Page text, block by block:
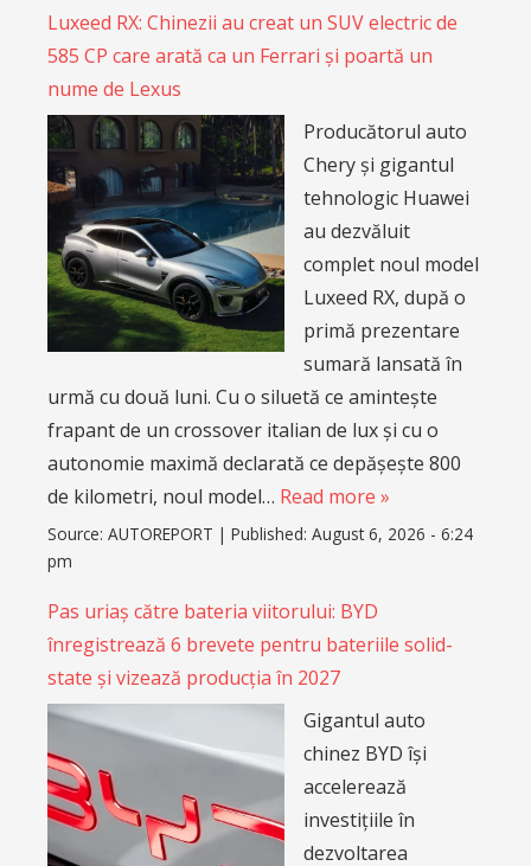
Luxeed RX: Chinezii au creat un SUV electric de
585 CP care arată ca un Ferrari și poartă un
nume de Lexus
Producătorul auto
Chery și gigantul
tehnologic Huawei
au dezvăluit
complet noul model
Luxeed RX, după o
primă prezentare
sumară lansată în
urmă cu două luni. Cu o siluetă ce amintește
frapant de un crossover italian de lux și cu o
autonomie maximă declarată ce depășește 800
de kilometri, noul model… Read more »
Source: AUTOREPORT | Published: August 6, 2026 - 6:24
pm
Pas uriaș către bateria viitorului: BYD
înregistrează 6 brevete pentru bateriile solid-
state și vizează producția în 2027
Gigantul auto
chinez BYD își
accelerează
investițiile în
dezvoltarea